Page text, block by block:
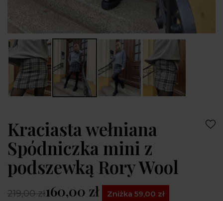
Kraciasta wełniana
Spódniczka mini z
podszewką Rory Wool
219,00 zł160,00 zł
Zniżka 59,00 zł